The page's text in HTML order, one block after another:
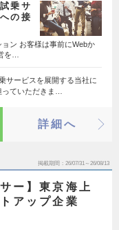
乗サ
の接
ン お客様は事前にWebか
を…
サービスを展開する当社に
ていただきま…
詳細へ
掲載期間 26/07/31～26/08/13
ー】東京海上
アップ企業